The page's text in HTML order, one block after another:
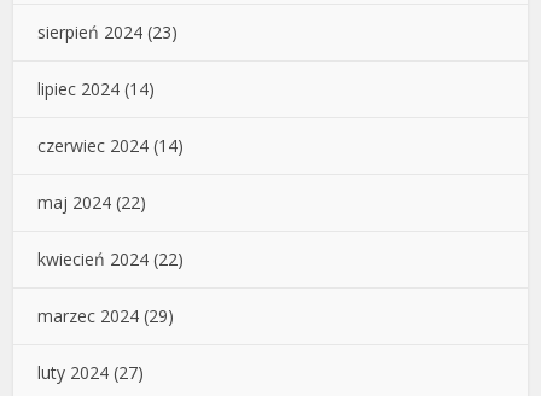
sierpień 2024 (23)
lipiec 2024 (14)
czerwiec 2024 (14)
maj 2024 (22)
kwiecień 2024 (22)
marzec 2024 (29)
luty 2024 (27)